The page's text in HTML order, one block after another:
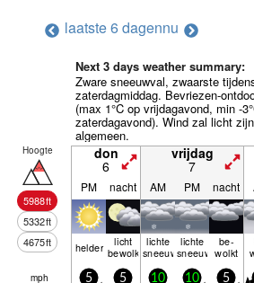
laatste 6 dagennu
Next 3 days weather summary:
Zware sneeuwval, zwaarste
zaterdagmiddag. Bevriezen-
(max 1°C op vrijdagavond, min -
zaterdagavond). Wind zal licht
algemeen.
Hoogte
5988ft
5332ft
4675ft
don
6
vrijdag
7
PM nacht AM PM nacht
helder licht
bewolkt
lichte
sneeuw
lichte
sneeuw
be­
wolkt
mph 5 5 10 10 5